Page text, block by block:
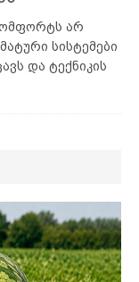
არ
სისტემები
და ტექნიკის